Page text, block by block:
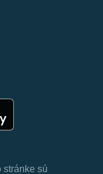
stránke sú